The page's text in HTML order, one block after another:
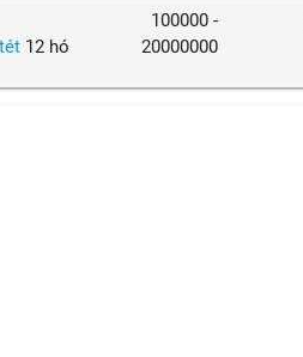
12 hó
100000 -
20000000